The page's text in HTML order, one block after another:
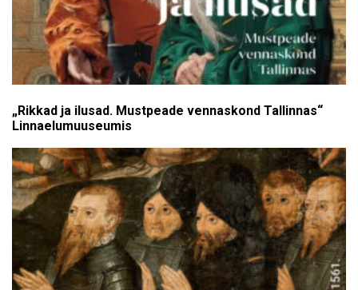
„Rikkad ja ilusad. Mustpeade vennaskond Tallinnas“
Linnaelumuuseumis